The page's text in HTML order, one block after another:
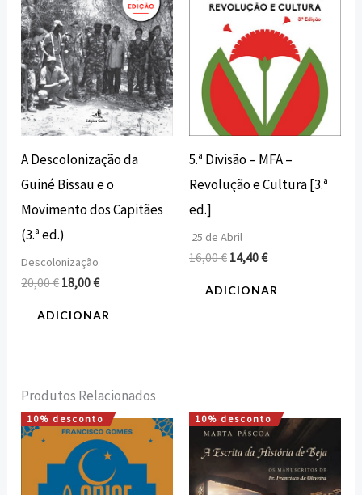
A Descolonização da
Guiné Bissau e o
Movimento dos Capitães
(3.ª ed.)
Descolonização
20,00€ 18,00€
ADICIONAR
5.ª Divisão – MFA –
Revolução e Cultura [3.ª
ed.]
25 de Abril
16,00€ 14,40€
ADICIONAR
Produtos Relacionados
10% desconto
O
preço
original
era:
12,72 €.
O
preço
atual
11,45 €.
10% desconto
O
preço
original
era:
16,20 €.
O
preço
atual
é: